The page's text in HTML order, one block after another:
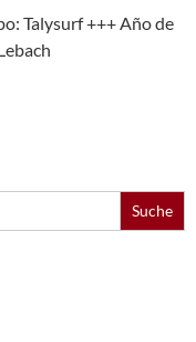
Talysurf +++ Año de